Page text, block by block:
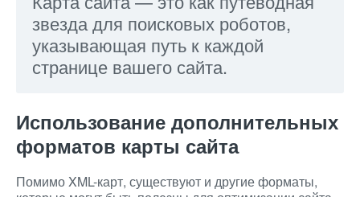
звезда для поисковых роботов,
указывающая путь к каждой
странице вашего сайта.
Использование дополнительных
форматов карты сайта
Помимо XML-карт, существуют и другие форматы,